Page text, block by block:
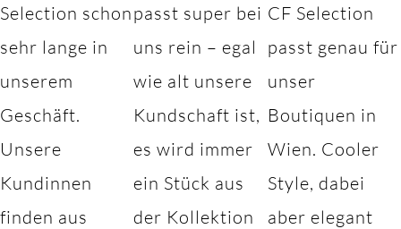
Selection schon
sehr lange in
unserem
Geschäft.
Unsere
Kundinnen
finden aus
passt super bei
uns rein – egal
wie alt unsere
Kundschaft ist,
es wird immer
ein Stück aus
der Kollektion
CF Selection
passt genau für
unser
Boutiquen in
Wien. Cooler
Style, dabei
aber elegant